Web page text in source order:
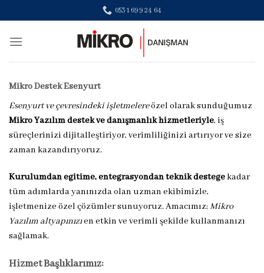
to
content
0531 699 24 64
Mikro Destek Esenyurt
Esenyurt ve çevresindeki işletmelereözel olarak sunduğumuz
Mikro Yazılım destek ve danışmanlık hizmetleriyle, iş
süreçlerinizi dijitalleştiriyor, verimliliğinizi artırıyor ve size
zaman kazandırıyoruz.
Kurulumdan eğitime, entegrasyondan teknik desteğekadar
tüm adımlarda yanınızda olan uzman ekibimizle,
işletmenize özel çözümler sunuyoruz. Amacımız;Mikro
Yazılım altyapınızıen etkin ve verimli şekilde kullanmanızı
sağlamak.
Hizmet Başlıklarımız: